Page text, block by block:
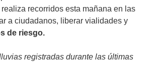
recorridos esta mañana en las
a ciudadanos, liberar vialidades y
de riesgo.
registradas durante las últimas